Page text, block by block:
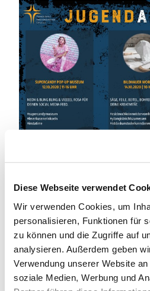
Diese Webseite verwendet
Wir verwenden Cookies, um
personalisieren, Funktionen für
zu können und die Zugriffe auf
analysieren. Außerdem geben
Verwendung unserer Website
soziale Medien, Werbung und